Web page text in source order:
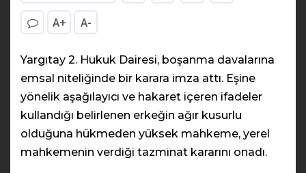
A+ A-
Yargıtay 2. Hukuk Dairesi, boşanma davalarına
emsal niteliğinde bir karara imza attı. Eşine
yönelik aşağılayıcı ve hakaret içeren ifadeler
kullandığı belirlenen erkeğin ağır kusurlu
olduğuna hükmeden yüksek mahkeme, yerel
mahkemenin verdiği tazminat kararını onadı.